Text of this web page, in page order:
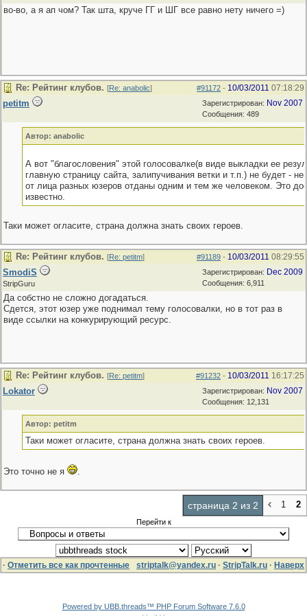
во-во, а я ап чом? Так шта, круче ГГ и ШГ все равно нету ничего =)
#91172 - 10/03/2011 07:18:29
Re: Рейтинг клубов. [Re: anabolic]
Зарегистрирован: Nov 2007
Сообщения: 489
petitm
Автор: anabolic
А вот "благословения" этой голосовалке(в виде выкладки ее
главную страницу сайта, залипучивания ветки и т.п.) не будет -
от лица разных юзеров отданы одним и тем же человеком. Это
известно.
Таки может огласите, страна должна знать своих героев.
#91189 - 10/03/2011 08:29:55
Re: Рейтинг клубов. [Re: petitm]
Зарегистрирован: Dec 2009
Сообщения: 6,911
SmodiS
StripGuru
Да собстно не сложно догадаться.
Сдется, этот юзер уже поднимал тему голосовалки, но в тот раз в
виде ссылки на конкурирующий ресурс.
#91232 - 10/03/2011 16:17:25
Re: Рейтинг клубов. [Re: petitm]
Зарегистрирован: Nov 2007
Сообщения: 12,131
Lokator
Автор: petitm
Таки может огласите, страна должна знать своих героев.
Это точно не я .
страница 2 из 2 1 2
Перейти к
· Отметить все как прочтенные striptalk@yandex.ru · StripTalk.ru · Наверх
Powered by UBB.threads™ PHP Forum Software 7.6.0